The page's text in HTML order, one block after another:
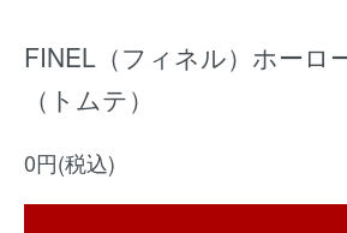
FINEL（フィネル）ホーロ
（トムテ）
0円(税込)